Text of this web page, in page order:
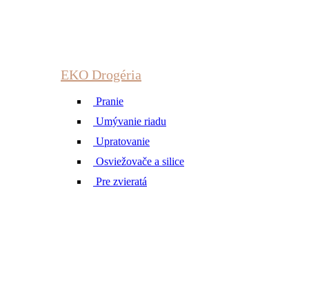
EKO Drogéria
Pranie
Umývanie riadu
Upratovanie
Osviežovače a silice
Pre zvieratá